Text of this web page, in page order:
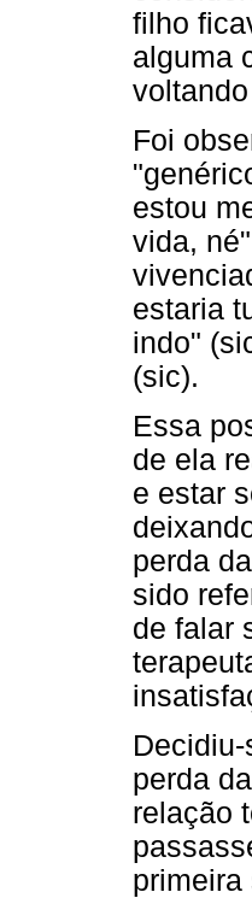
filho
alguma
Foi
estou
vida,
estaria
indo"
(sic).
Essa
de ela
e estar
perda
sido
de falar
perda
relação
primeira